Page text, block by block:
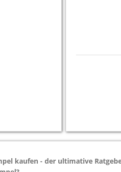
kaufen - der ultimative